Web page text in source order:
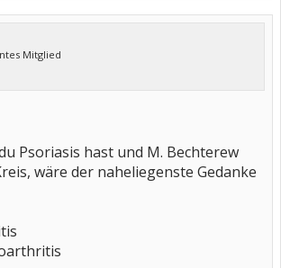
Mitglied
Psoriasis hast und M. Bechterew
wäre der naheliegenste Gedanke